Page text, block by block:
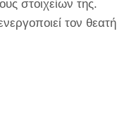
στοιχείων της.
τον θεατή